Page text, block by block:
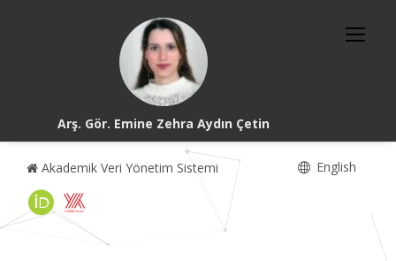
Arş. Gör. Emine Zehra Aydın Çetin
Akademik Veri Yönetim Sistemi English